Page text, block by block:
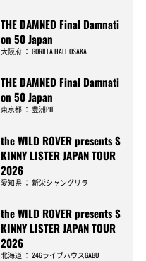
THE DAMNED Final Damnati
on 50 Japan
大阪府 ：GORILLA HALL OSAKA
THE DAMNED Final Damnati
on 50 Japan
東京都 ：豊洲PIT
the WILD ROVER presents S
KINNY LISTER JAPAN TOUR
2026
愛知県 ：新栄シャングリラ
the WILD ROVER presents S
KINNY LISTER JAPAN TOUR
2026
北海道 ：246ライブハウスGABU